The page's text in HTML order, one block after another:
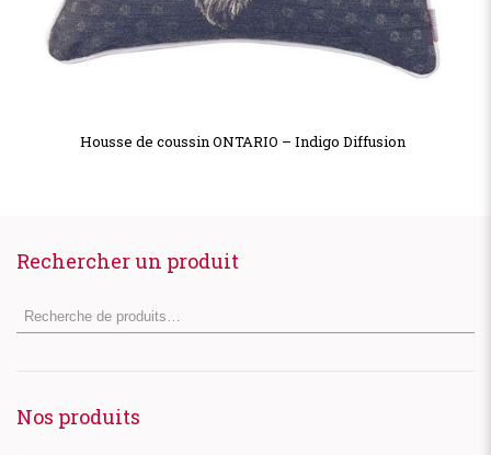
Housse de coussin ONTARIO – Indigo Diffusion
Rechercher un produit
Nos produits